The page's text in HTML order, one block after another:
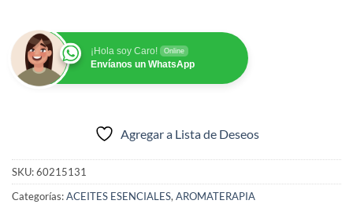
¡Hola soy Caro! Online
Envíanos un WhatsApp
Agregar a Lista de Deseos
SKU:60215131
Categorías:ACEITES ESENCIALES, AROMATERAPIA